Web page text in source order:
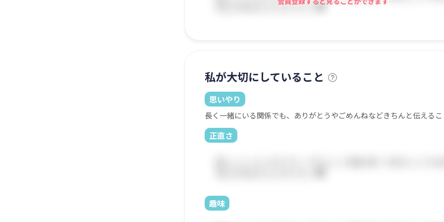
私が大切にしていること
思いやり
長く一緒にいる関係でも、ありがとうやごめんねなどきちんと伝える
正直さ
趣味